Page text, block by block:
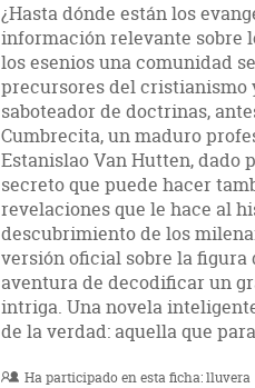
¿Hasta dónde están los
información relevante sobre
los esenios una comunidad
precursores del cristianismo
saboteador de doctrinas,
Cumbrecita, un maduro
Estanislao Van Hutten, dado
secreto que puede hacer
revelaciones que le hace al
descubrimiento de los
versión oficial sobre la
aventura de decodificar un
intriga. Una novela
de la verdad: aquella que
Ha participado en esta ficha:lluvera